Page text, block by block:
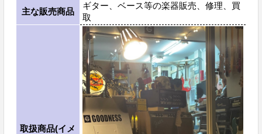
主な販売商品
ギター、ベース等の楽器販売、修理、買
取
取扱商品(イメ